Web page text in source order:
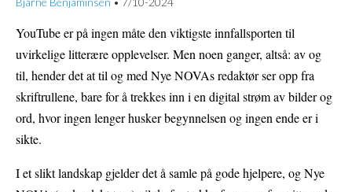
•
YouTube er på ingen måte den viktigste innfallsporten til
uvirkelige litterære opplevelser. Men noen ganger, altså: av og
til, hender det at til og med Nye NOVAs redaktør ser opp fra
skriftrullene, bare for å trekkes inn i en digital strøm av bilder og
ord, hvor ingen lenger husker begynnelsen og ingen ende er i
sikte.
I et slikt landskap gjelder det å samle på gode hjelpere, og Nye